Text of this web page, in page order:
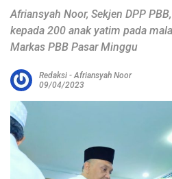
Afriansyah Noor, Sekjen DPP
kepada 200 anak yatim pada
Markas PBB Pasar Minggu
Redaksi -Afriansyah Noor
09/04/2023